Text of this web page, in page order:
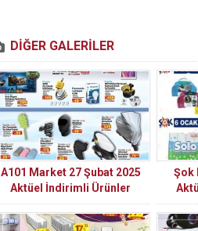
DİĞER GALERİLER
A101 Market 27 Şubat 2025
Aktüel İndirimli Ürünler
Kataloğu
Şok